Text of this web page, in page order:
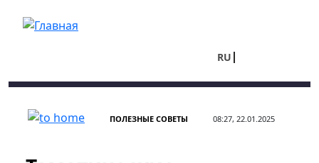
RU
ПОЛЕЗНЫЕ СОВЕТЫ 08:27, 22.01.2025